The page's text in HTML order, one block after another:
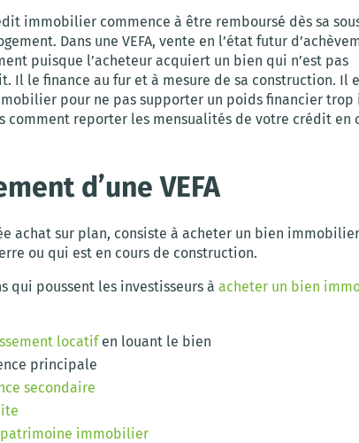
immobilier commence à être remboursé dès sa
Dans une VEFA, vente en l’état futur
puisque l’acheteur acquiert un bien qui n’est pas
Il le finance au fur et à mesure de sa construction. Il
pour ne pas supporter un poids financier
comment reporter les mensualités de votre crédit en
d’une VEFA
achat sur plan, consiste à acheter un bien
ou qui est en cours de construction.
qui poussent les investisseurs à acheter un bien
locatifen louant le bien
principale
secondaire
immobilier